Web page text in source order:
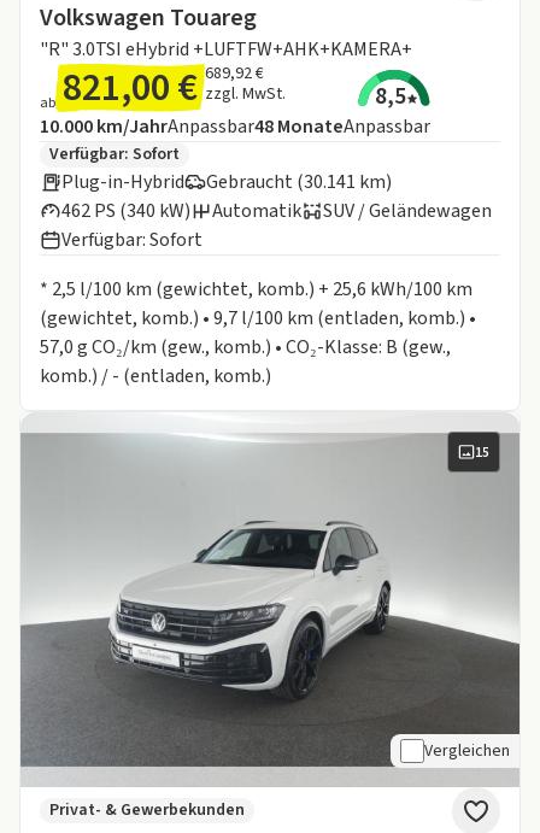
Volkswagen Touareg
"R" 3.0TSI eHybrid +LUFTFW+AHK+KAMERA+
ab 821,00 € 689,92 €
zzgl. MwSt.
8,5
Angebotsdetails:
Inklusive Laufleistung
10.000 km/JahrAnpassbarLaufzeit
48MonateAnpassbar
Zusätzliche Fahrzeuginformationen:
Verfügbar: Sofort
Plug-in-Hybrid
Gebraucht (30.141 km)
462 PS (340 kW)
Automatik
SUV / Geländewagen
Verfügbar: Sofort
* 2,5 l/100 km (gewichtet, komb.) + 25,6 kWh/100 km
(gewichtet, komb.) • 9,7 l/100 km (entladen, komb.) •
57,0 g CO₂/km (gew., komb.) • CO₂-Klasse: B (gew.,
komb.) / - (entladen, komb.)
15
Vergleichen
Privat- & Gewerbekunden